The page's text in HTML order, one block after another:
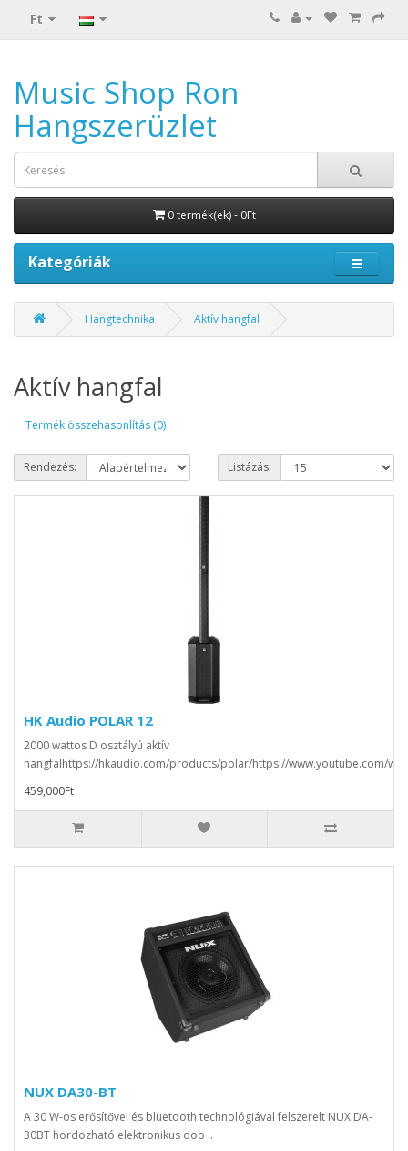
Ft
Music Shop Ron
Hangszerüzlet
0 termék(ek) - 0Ft
Kategóriák
Hangtechnika Aktív hangfal
Aktív hangfal
Termék összehasonlítás (0)
Rendezés: Listázás:
HK Audio POLAR 12
2000 wattos D osztályú aktív
hangfalhttps://hkaudio.com/products/polar/https://www.youtube.com/
459,000Ft
NUX DA30-BT
A 30 W-os erősítővel és bluetooth technológiával felszerelt NUX DA-
30BT hordozható elektronikus dob ..